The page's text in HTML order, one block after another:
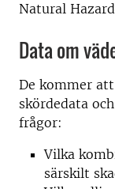
Natural
Data om
De kommer
skördedata
frågor:
Vilka
särskilt